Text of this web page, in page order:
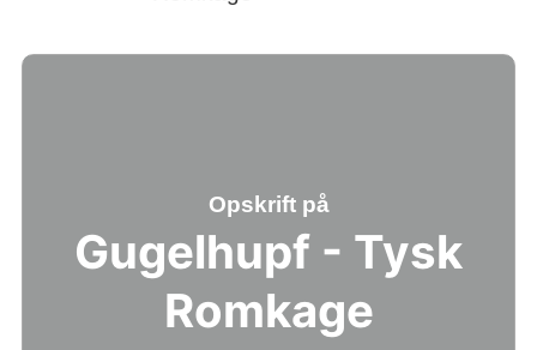
Opskrift på
Gugelhupf - Tysk
Romkage